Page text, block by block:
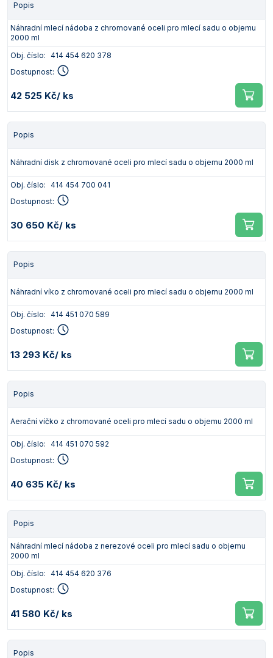
Popis
Náhradní mlecí nádoba z chromované oceli pro mlecí sadu o objemu
2000 ml
Obj. číslo: 414 454 620 378
Dostupnost:
42 525 Kč/ ks
Popis
Náhradní disk z chromované oceli pro mlecí sadu o objemu 2000 ml
Obj. číslo: 414 454 700 041
Dostupnost:
30 650 Kč/ ks
Popis
Náhradní víko z chromované oceli pro mlecí sadu o objemu 2000 ml
Obj. číslo: 414 451 070 589
Dostupnost:
13 293 Kč/ ks
Popis
Aerační víčko z chromované oceli pro mlecí sadu o objemu 2000 ml
Obj. číslo: 414 451 070 592
Dostupnost:
40 635 Kč/ ks
Popis
Náhradní mlecí nádoba z nerezové oceli pro mlecí sadu o objemu
2000 ml
Obj. číslo: 414 454 620 376
Dostupnost:
41 580 Kč/ ks
Popis